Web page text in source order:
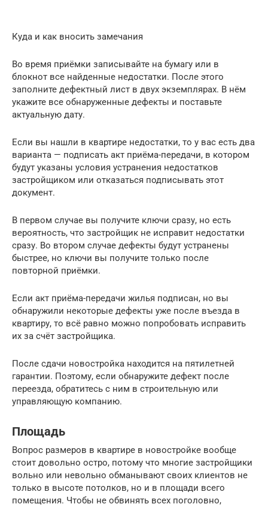
Куда и как вносить замечания
Во время приёмки записывайте на бумагу или в
блокнот все найденные недостатки. После этого
заполните дефектный лист в двух экземплярах. В нём
укажите все обнаруженные дефекты и поставьте
актуальную дату.
Если вы нашли в квартире недостатки, то у вас есть два
варианта — подписать акт приёма-передачи, в котором
будут указаны условия устранения недостатков
застройщиком или отказаться подписывать этот
документ.
В первом случае вы получите ключи сразу, но есть
вероятность, что застройщик не исправит недостатки
сразу. Во втором случае дефекты будут устранены
быстрее, но ключи вы получите только после
повторной приёмки.
Если акт приёма-передачи жилья подписан, но вы
обнаружили некоторые дефекты уже после въезда в
квартиру, то всё равно можно попробовать исправить
их за счёт застройщика.
После сдачи новостройка находится на пятилетней
гарантии. Поэтому, если обнаружите дефект после
переезда, обратитесь с ним в строительную или
управляющую компанию.
Площадь
Вопрос размеров в квартире в новостройке вообще
стоит довольно остро, потому что многие застройщики
вольно или невольно обманывают своих клиентов не
только в высоте потолков, но и в площади всего
помещения. Чтобы не обвинять всех поголовно,